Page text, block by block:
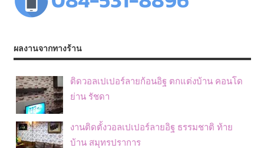
ผลงานจากทางร้าน
ติดวอลเปเปอร์ลายก้อนอิฐ ตกแต่งบ้าน คอนโด
ย่าน รัชดา
งานติดตั้งวอลเปเปอร์ลายอิฐ ธรรมชาติ ท้าย
บ้าน สมุทรปราการ